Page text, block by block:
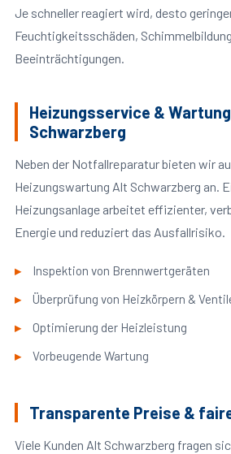
Je schneller reagiert wird, desto
Feuchtigkeitsschäden,
Beeinträchtigungen.
Heizungsservice &
Schwarzberg
Neben der Notfallreparatur bieten wir
Heizungswartung Alt Schwarzberg an.
Heizungsanlage arbeitet effizienter,
Energie und reduziert das Ausfallrisiko.
Inspektion von Brennwertgeräten
Überprüfung von Heizkörpern &
Optimierung der Heizleistung
Vorbeugende Wartung
Transparente Preise &
Viele Kunden Alt Schwarzberg fragen